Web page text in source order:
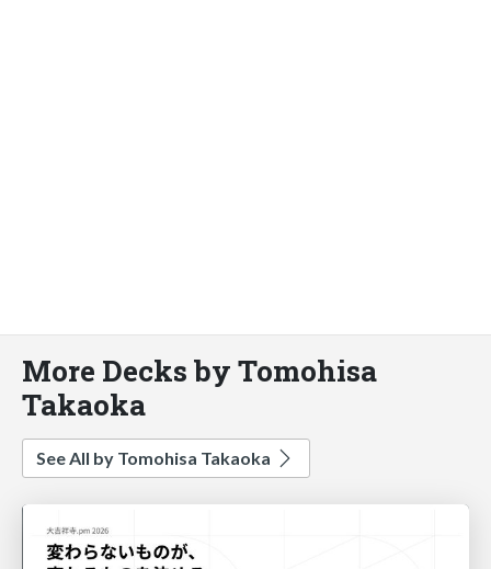
More Decks by Tomohisa
Takaoka
See All by Tomohisa Takaoka